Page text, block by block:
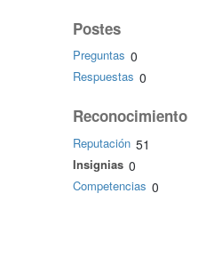
Postes
Preguntas 0
Respuestas 0
Reconocimiento
Reputación 51
Insignias 0
Competencias 0